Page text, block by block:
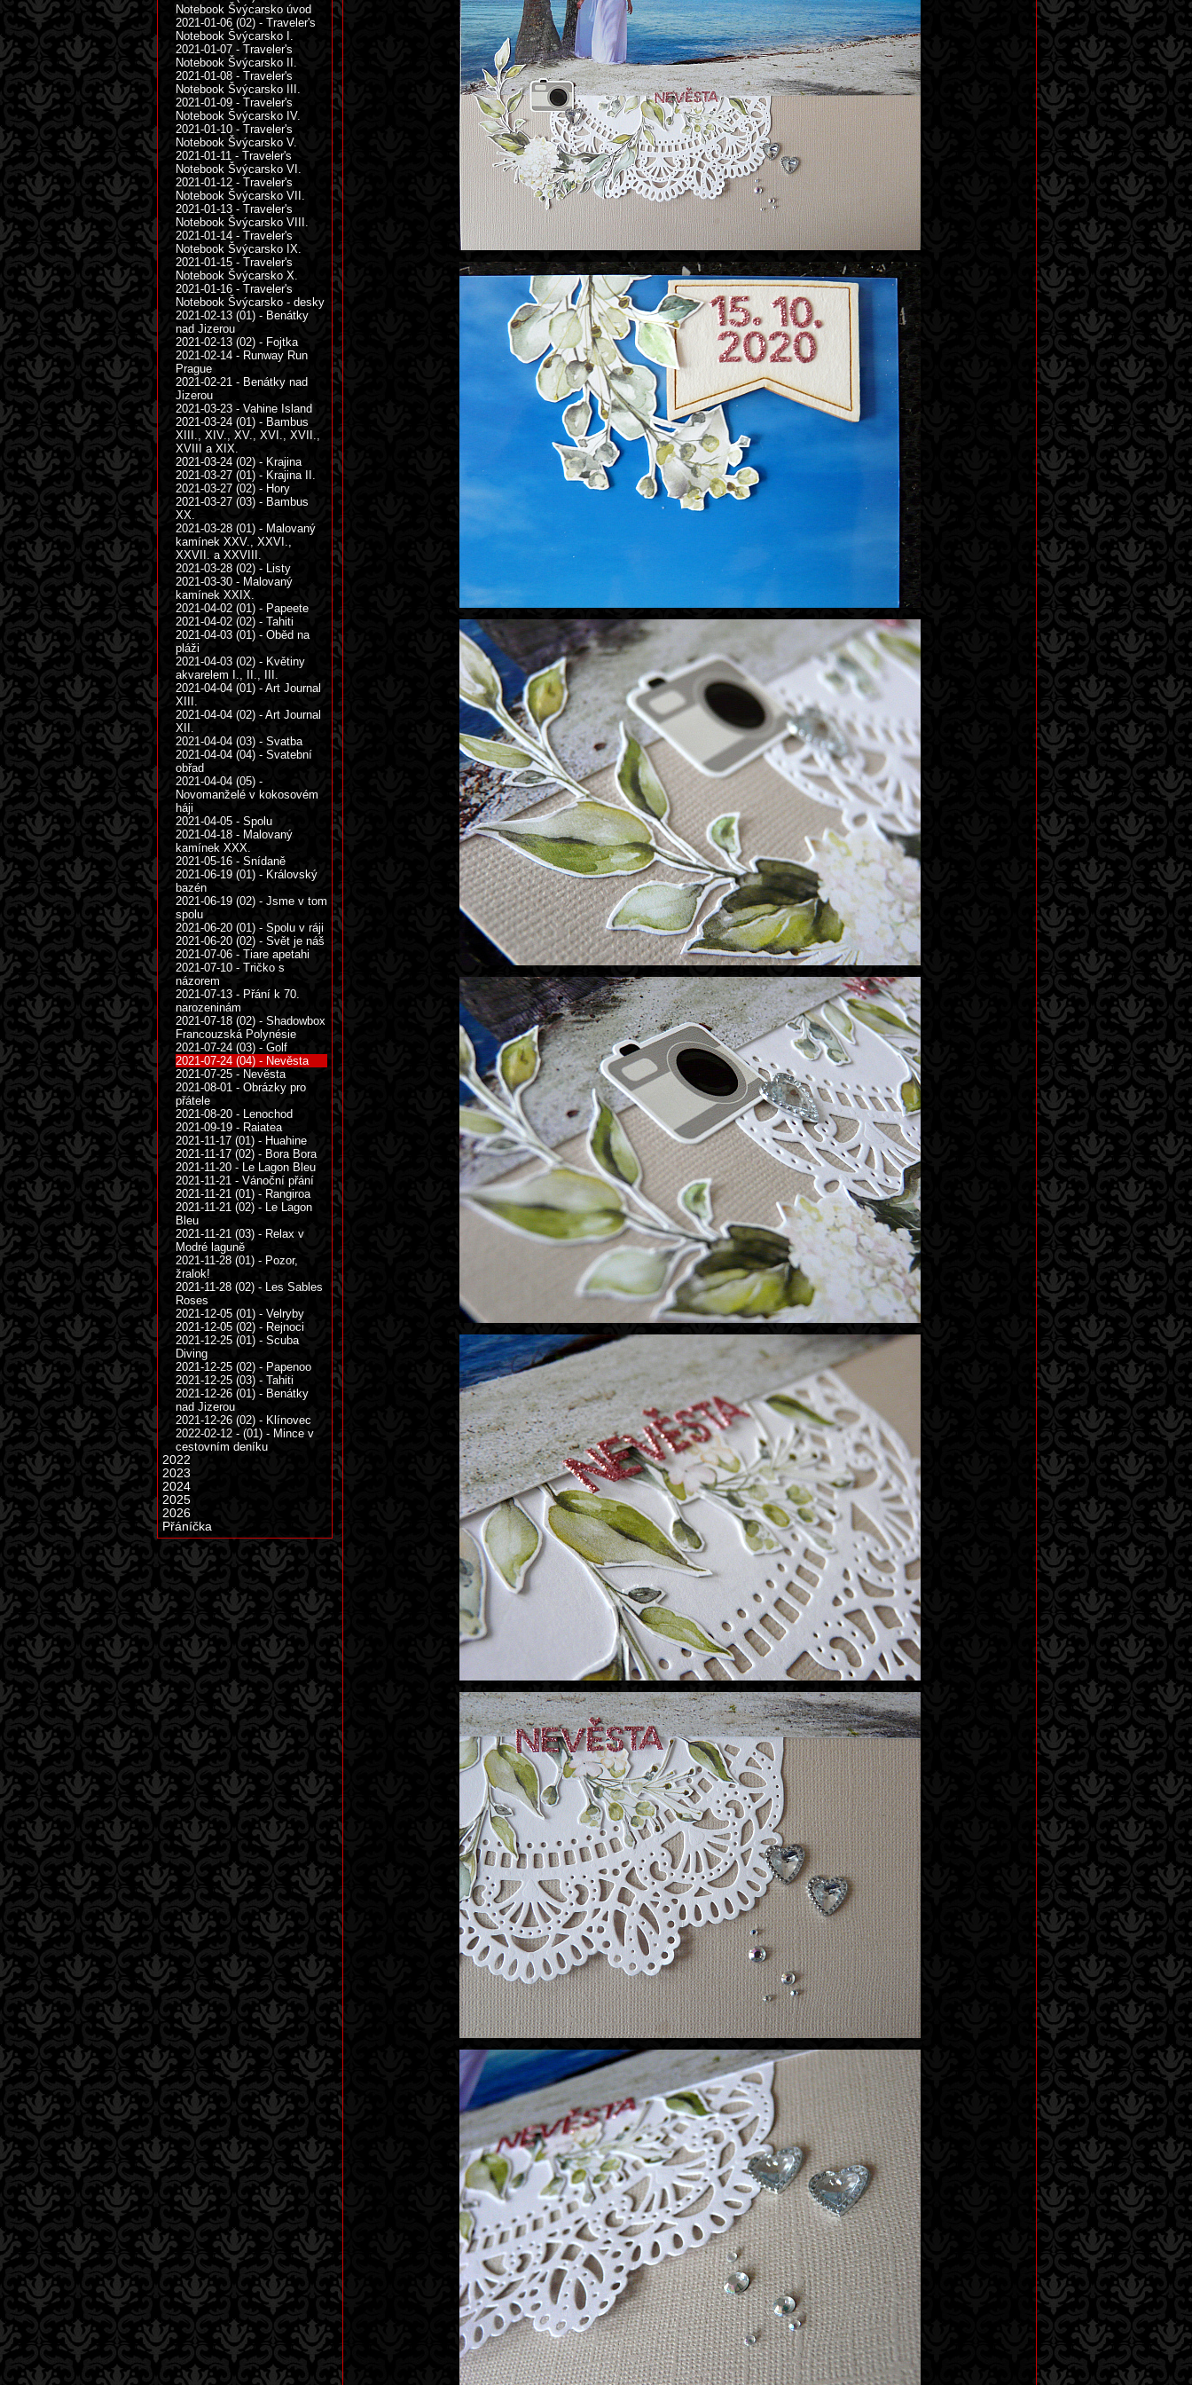
Notebook Švýcarsko úvod
2021-01-06 (02) - Traveler's
Notebook Švýcarsko I.
2021-01-07 - Traveler's
Notebook Švýcarsko II.
2021-01-08 - Traveler's
Notebook Švýcarsko III.
2021-01-09 - Traveler's
Notebook Švýcarsko IV.
2021-01-10 - Traveler's
Notebook Švýcarsko V.
2021-01-11 - Traveler's
Notebook Švýcarsko VI.
2021-01-12 - Traveler's
Notebook Švýcarsko VII.
2021-01-13 - Traveler's
Notebook Švýcarsko VIII.
2021-01-14 - Traveler's
Notebook Švýcarsko IX.
2021-01-15 - Traveler's
Notebook Švýcarsko X.
2021-01-16 - Traveler's
Notebook Švýcarsko - desky
2021-02-13 (01) - Benátky
nad Jizerou
2021-02-13 (02) - Fojtka
2021-02-14 - Runway Run
Prague
2021-02-21 - Benátky nad
Jizerou
2021-03-23 - Vahine Island
2021-03-24 (01) - Bambus
XIII., XIV., XV., XVI., XVII.,
XVIII a XIX.
2021-03-24 (02) - Krajina
2021-03-27 (01) - Krajina II.
2021-03-27 (02) - Hory
2021-03-27 (03) - Bambus
XX.
2021-03-28 (01) - Malovaný
kamínek XXV., XXVI.,
XXVII. a XXVIII.
2021-03-28 (02) - Listy
2021-03-30 - Malovaný
kamínek XXIX.
2021-04-02 (01) - Papeete
2021-04-02 (02) - Tahiti
2021-04-03 (01) - Oběd na
pláži
2021-04-03 (02) - Květiny
akvarelem I., II., III.
2021-04-04 (01) - Art Journal
XIII.
2021-04-04 (02) - Art Journal
XII.
2021-04-04 (03) - Svatba
2021-04-04 (04) - Svatební
obřad
2021-04-04 (05) -
Novomanželé v kokosovém
háji
2021-04-05 - Spolu
2021-04-18 - Malovaný
kamínek XXX.
2021-05-16 - Snídaně
2021-06-19 (01) - Královský
bazén
2021-06-19 (02) - Jsme v tom
spolu
2021-06-20 (01) - Spolu v ráji
2021-06-20 (02) - Svět je náš
2021-07-06 - Tiare apetahi
2021-07-10 - Tričko s
názorem
2021-07-13 - Přání k 70.
narozeninám
2021-07-18 (02) - Shadowbox
Francouzská Polynésie
2021-07-24 (03) - Golf
2021-07-24 (04) - Nevěsta
2021-07-25 - Nevěsta
2021-08-01 - Obrázky pro
přátele
2021-08-20 - Lenochod
2021-09-19 - Raiatea
2021-11-17 (01) - Huahine
2021-11-17 (02) - Bora Bora
2021-11-20 - Le Lagon Bleu
2021-11-21 - Vánoční přání
2021-11-21 (01) - Rangiroa
2021-11-21 (02) - Le Lagon
Bleu
2021-11-21 (03) - Relax v
Modré laguně
2021-11-28 (01) - Pozor,
žralok!
2021-11-28 (02) - Les Sables
Roses
2021-12-05 (01) - Velryby
2021-12-05 (02) - Rejnoci
2021-12-25 (01) - Scuba
Diving
2021-12-25 (02) - Papenoo
2021-12-25 (03) - Tahiti
2021-12-26 (01) - Benátky
nad Jizerou
2021-12-26 (02) - Klínovec
2022-02-12 - (01) - Mince v
cestovním deníku
2022
2023
2024
2025
2026
Přáníčka